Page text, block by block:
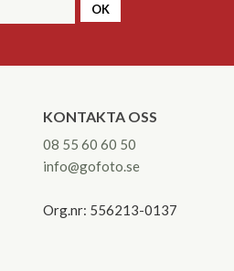
OK
KONTAKTA OSS
08 55 60 60 50
info@gofoto.se
Org.nr: 556213-0137